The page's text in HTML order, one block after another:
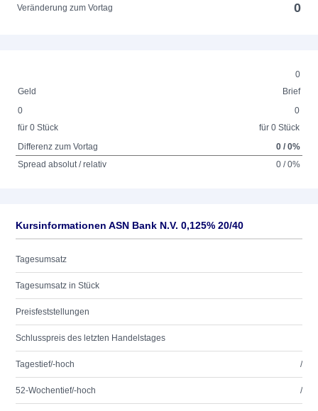
Veränderung zum Vortag 0
0
Geld
Brief
0
für 0 Stück
0
für 0 Stück
Differenz zum Vortag
0 / 0%
Spread absolut / relativ
0 / 0%
Kursinformationen ASN Bank N.V. 0,125% 20/40
Tagesumsatz
Tagesumsatz in Stück
Preisfeststellungen
Schlusspreis des letzten Handelstages
Tagestief/-hoch /
52-Wochentief/-hoch /